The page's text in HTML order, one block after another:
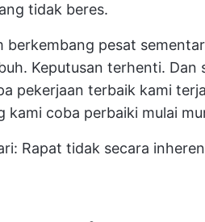
tidak beres.
berkembang pesat
Keputusan terhenti. Dan
pekerjaan terbaik kami
kami coba perbaiki mulai
Rapat tidak secara inheren